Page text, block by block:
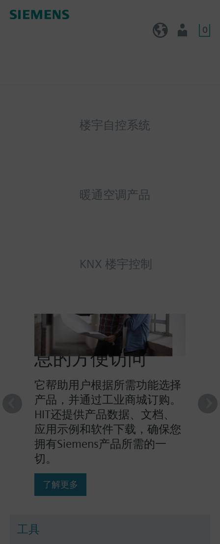
0
楼宇自控系统
暖通空调产品
KNX 楼宇控制
HIT提供对产品信
息的方便访问
它帮助用户根据所需功能选择
产品，并通过工业商城订购。
HIT还提供产品数据、文档、
应用示例和软件下载，确保您
拥有Siemens产品所需的一
切。
了解更多
工具